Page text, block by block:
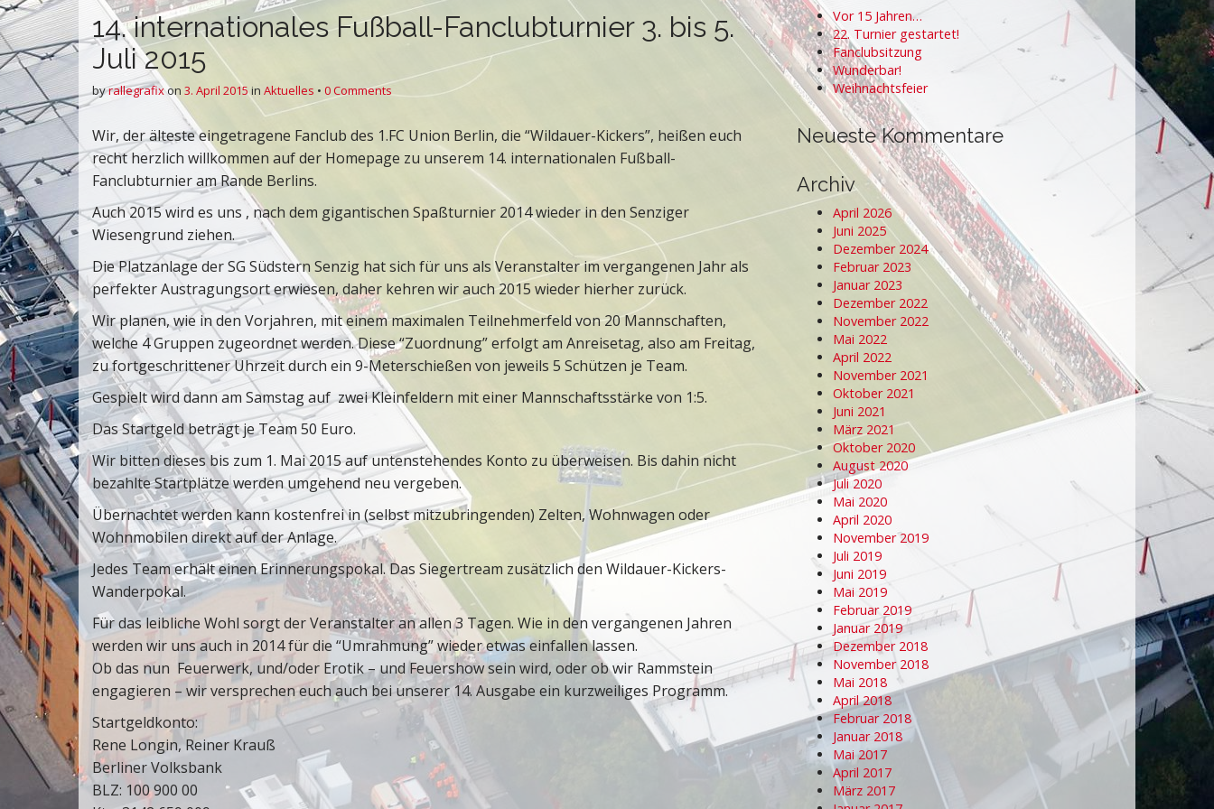
14. internationales Fußball-Fanclubturnier 3. bis 5.
Juli 2015
byrallegrafixon 3. April 2015in Aktuelles • 0 Comments
Wir, der älteste eingetragene Fanclub des 1.FC Union Berlin, die “Wildauer-Kickers”, heißen euch
recht herzlich willkommen auf der Homepage zu unserem 14. internationalen Fußball-
Fanclubturnier am Rande Berlins.
Auch 2015 wird es uns , nach dem gigantischen Spaßturnier 2014 wieder in den Senziger
Wiesengrund ziehen.
Die Platzanlage der SG Südstern Senzig hat sich für uns als Veranstalter im vergangenen Jahr als
perfekter Austragungsort erwiesen, daher kehren wir auch 2015 wieder hierher zurück.
Wir planen, wie in den Vorjahren, mit einem maximalen Teilnehmerfeld von 20 Mannschaften,
welche 4 Gruppen zugeordnet werden. Diese “Zuordnung” erfolgt am Anreisetag, also am Freitag,
zu fortgeschrittener Uhrzeit durch ein 9-Meterschießen von jeweils 5 Schützen je Team.
Gespielt wird dann am Samstag auf zwei Kleinfeldern mit einer Mannschaftsstärke von 1:5.
Das Startgeld beträgt je Team 50 Euro.
Wir bitten dieses bis zum 1. Mai 2015 auf untenstehendes Konto zu überweisen. Bis dahin nicht
bezahlte Startplätze werden umgehend neu vergeben.
Übernachtet werden kann kostenfrei in (selbst mitzubringenden) Zelten, Wohnwagen oder
Wohnmobilen direkt auf der Anlage.
Jedes Team erhält einen Erinnerungspokal. Das Siegertream zusätzlich den Wildauer-Kickers-
Wanderpokal.
Für das leibliche Wohl sorgt der Veranstalter an allen 3 Tagen. Wie in den vergangenen Jahren
werden wir uns auch in 2014 für die “Umrahmung” wieder etwas einfallen lassen.
Ob das nun Feuerwerk, und/oder Erotik – und Feuershow sein wird, oder ob wir Rammstein
engagieren – wir versprechen euch auch bei unserer 14. Ausgabe ein kurzweiliges Programm.
Startgeldkonto:
Rene Longin, Reiner Krauß
Berliner Volksbank
BLZ: 100 900 00
Vor 15 Jahren…
22. Turnier gestartet!
Fanclubsitzung
Wunderbar!
Weihnachtsfeier
Neueste Kommentare
Archiv
April 2026
Juni 2025
Dezember 2024
Februar 2023
Januar 2023
Dezember 2022
November 2022
Mai 2022
April 2022
November 2021
Oktober 2021
Juni 2021
März 2021
Oktober 2020
August 2020
Juli 2020
Mai 2020
April 2020
November 2019
Juli 2019
Juni 2019
Mai 2019
Februar 2019
Januar 2019
Dezember 2018
November 2018
Mai 2018
April 2018
Februar 2018
Januar 2018
Mai 2017
April 2017
März 2017